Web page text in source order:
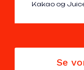
Kakao og
Se